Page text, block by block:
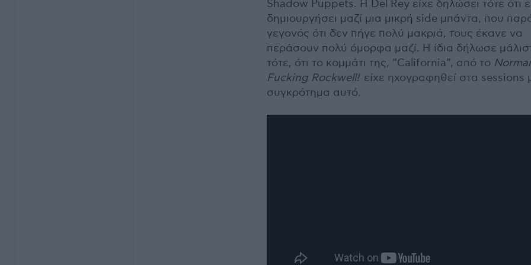
Shadow Puppets. Η Del Rey είχε δηλώσει τότε ότι
δημιουργήσει μαζί μια μικρή side μπάντα, που
γεγονός ότι δεν πήγε πολύ μακριά, τους έκανε να
περάσουν πολύ όμορφα μαζί. Η ίδια δήλωσε
τότε, ότι το κομμάτι της, “California”, από το
Fucking Rockwell!είχε ηχογραφηθεί στα sessions
συγκρότημα αυτό.